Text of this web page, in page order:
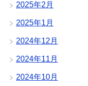
2025年2月
2025年1月
2024年12月
2024年11月
2024年10月